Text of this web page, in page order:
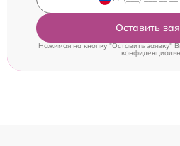
Оставить
Нажимая на кнопку "Оставить заявку"